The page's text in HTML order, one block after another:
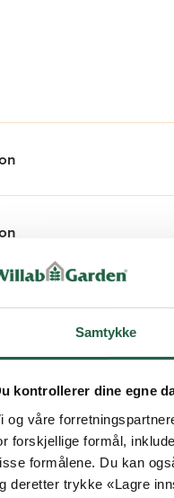
Samtykke
kontrollerer dine egne
og våre
forskjellige formål,
formålene. Du kan
deretter trykke «Lagre
tilsvarende takflate
i båndtekket
dokument